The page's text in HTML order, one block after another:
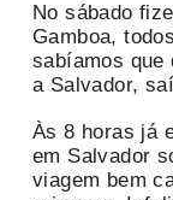
No sábado
Gamboa,
sabíamos que
a Salvador,
Às 8 horas já
em Salvador
viagem bem